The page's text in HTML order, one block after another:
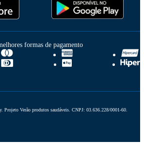
formas de pagamento
Projeto Verão produtos saudáveis. CNPJ: 03.636.228/0001-60.